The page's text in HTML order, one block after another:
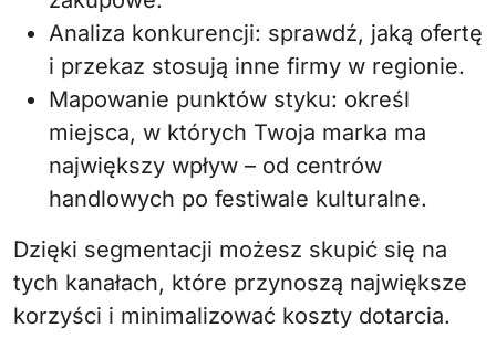
Analiza konkurencji: sprawdź, jaką ofertę
i przekaz stosują inne firmy w regionie.
Mapowanie punktów styku: określ
miejsca, w których Twoja marka ma
największy wpływ – od centrów
handlowych po festiwale kulturalne.
Dzięki segmentacji możesz skupić się na
tych kanałach, które przynoszą największe
korzyści i minimalizować koszty dotarcia.